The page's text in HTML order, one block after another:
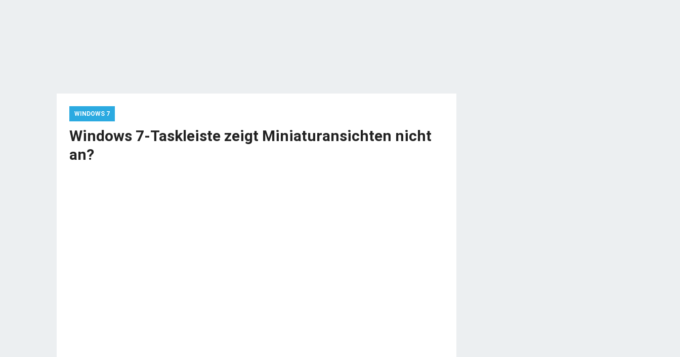
WINDOWS 7
Windows 7-Taskleiste zeigt Miniaturansichten nicht
an?